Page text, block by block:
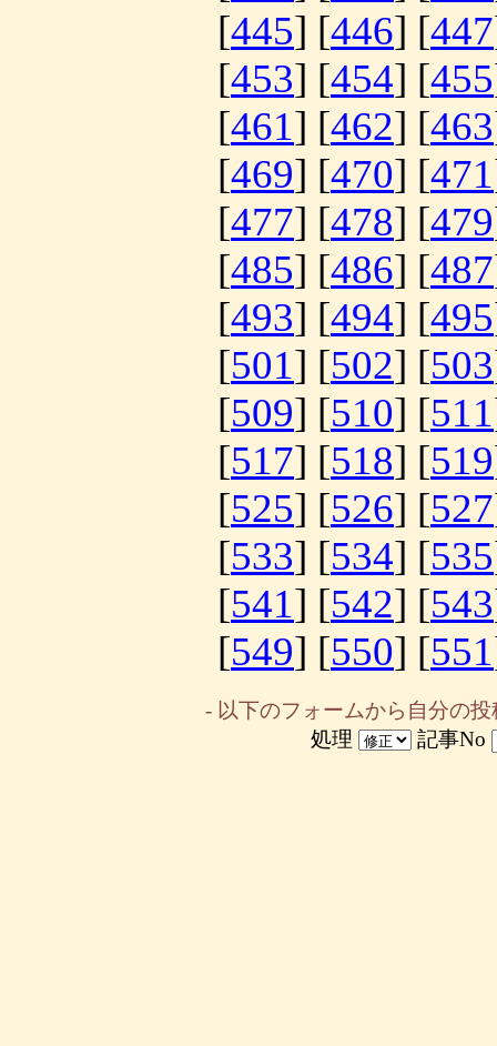
[445] [446] [447
[453] [454] [455
[461] [462] [463
[469] [470] [471
[477] [478] [479
[485] [486] [487
[493] [494] [495
[501] [502] [503
[509] [510] [511
[517] [518] [519
[525] [526] [527
[533] [534] [535
[541] [542] [543
[549] [550] [551
- 以下のフォームから自分の
処理
記事No